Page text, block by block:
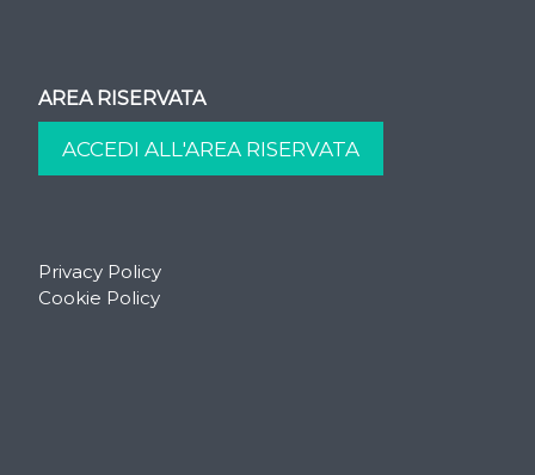
AREA RISERVATA
Privacy Policy
Cookie Policy